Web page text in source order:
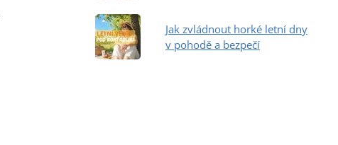
Jak zvládnout horké letní dny
v pohodě a bezpečí